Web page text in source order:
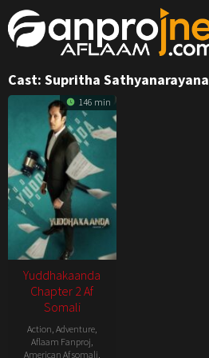
Skip
to
content
Cast: Supritha Sathyanarayana
146 min
Yuddhakaanda
Chapter 2 Af
Somali
Action Adventure,
Aflaam Fanproj
American Af somali